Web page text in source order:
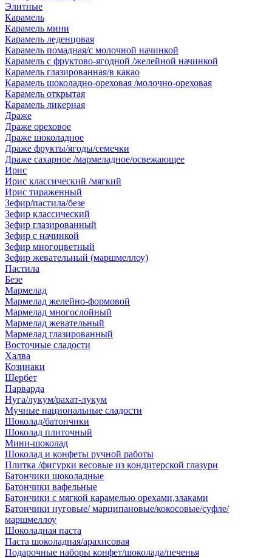
Элитные
Карамель
Карамель мини
Карамель леденцовая
Карамель помадная/с молочной начинкой
Карамель с фруктово-ягодной /желейной начинкой
Карамель глазированная/в какао
Карамель шоколадно-ореховая /молочно-ореховая
Карамель открытая
Карамель ликерная
Драже
Драже ореховое
Драже шоколадное
Драже фрукты/ягоды/семечки
Драже сахарное /мармеладное/освежающее
Ирис
Ирис классический /мягкий
Ирис тираженный
Зефир/пастила/безе
Зефир классический
Зефир глазированный
Зефир с начинкой
Зефир многоцветный
Зефир жевательный (маршмеллоу)
Пастила
Безе
Мармелад
Мармелад желейно-формовой
Мармелад многослойный
Мармелад жевательный
Мармелад глазированный
Восточные сладости
Халва
Козинаки
Щербет
Парварда
Нуга/лукум/рахат-лукум
Мучные национальные сладости
Шоколад/батончики
Шоколад плиточный
Мини-шоколад
Шоколад и конфеты ручной работы
Плитка /фигурки весовые из кондитерской глазури
Батончики шоколадные
Батончики вафельные
Батончики с мягкой карамелью орехами,злаками
Батончики нуговые/ марципановые/кокосовые/суфле/
маршмеллоу
Шоколадная паста
Паста шоколадная/арахисовая
Подарочные наборы конфет/шоколада/печенья